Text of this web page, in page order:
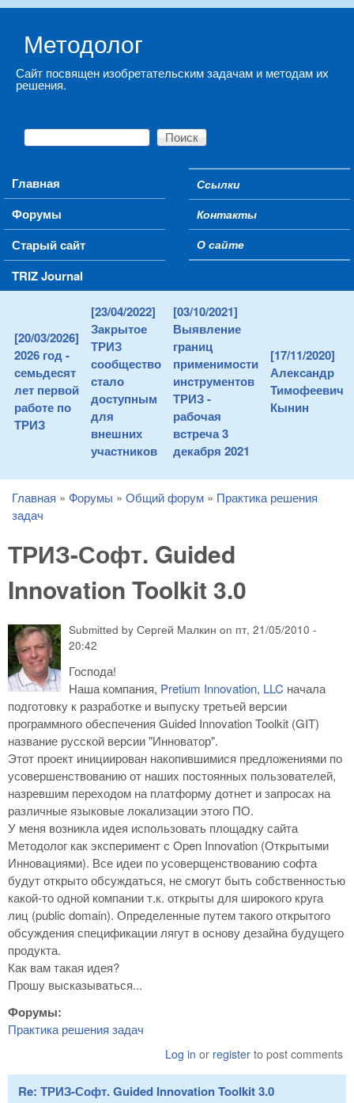
Методолог
Сайт посвящен изобретательским задачам и методам их
решения.
Форма поиска
Поиск
Main menu
Главная
Форумы
Старый сайт
TRIZ Journal
Secondary menu
Ссылки
Контакты
О сайте
[20/03/2026]
2026 год -
семьдесят
лет первой
работе по
ТРИЗ
[23/04/2022]
Закрытое
ТРИЗ
сообщество
стало
доступным
для
внешних
участников
[03/10/2021]
Выявление
границ
применимости
инструментов
ТРИЗ -
рабочая
встреча 3
декабря 2021
[17/11/2020]
Александр
Тимофеевич
Кынин
You are here
Главная » Форумы » Общий форум » Практика решения
задач
ТРИЗ-Софт. Guided
Innovation Toolkit 3.0
Submitted by Сергей Малкин on пт, 21/05/2010 -
20:42
Господа!
Наша компания, Pretium Innovation, LLC начала
подготовку к разработке и выпуску третьей версии
программного обеспечения Guided Innovation Toolkit (GIT)
название русской версии "Инноватор".
Этот проект инициирован накопившимися предложениями по
усовершенствованию от наших постоянных пользователей,
назревшим переходом на платформу дотнет и запросах на
различные языковые локализации этого ПО.
У меня возникла идея использовать площадку сайта
Методолог как эксперимент с Open Innovation (Открытыми
Инновациями). Все идеи по усоверщенствованию софта
будут открыто обсуждаться, не смогут быть собственностью
какой-то одной компании т.к. открыты для широкого круга
лиц (public domain). Определенные путем такого открытого
обсуждения спецификации лягут в основу дезайна будущего
продукта.
Как вам такая идея?
Прошу высказываться...
Форумы:
Практика решения задач
Log in or register to post comments
Re: ТРИЗ-Софт. Guided Innovation Toolkit 3.0